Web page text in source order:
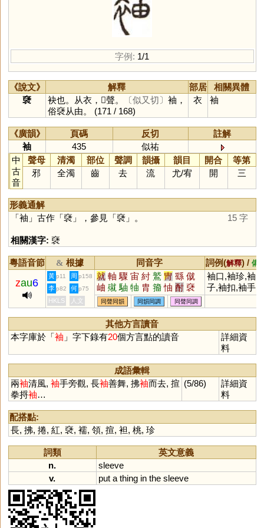
字例: 1/1
《說文》 解釋 部居
相關異體
褎
袂也。从衣，𥝩聲。 〔似又切〕 袖，
俗褎从由。 (171 / 168)
衣 袖
《廣韻》 頁碼 反切
註解
袖
435
似祐
中
古
音
聲母 清濁 部位 聲調 韻攝 韻目 開合
等第
邪
全濁 齒 去 流 尤/宥 開 三
形義通解
「袖 」古作「褎」，參見「褎」。 15 字
相關漢字: 褎
粵語音節 & 根據 同音字 詞例(解釋) / 備
zau6
黃 p11 周 p158 就 軸 驟 宙 紂 鷲 冑 繇 僦
岫 殧 駎 牰 胄 籀 怞 酎 褎
僽 鮦 鯫
袖口,袖珍,袖
子,袖扣,袖手
李 p82 何 p75
HKLS 人文 同聲同韻 同韻同調 同聲同調
其他方言讀音
本字庫於「袖 」字下錄有20個方言點的讀音
詳細資
料
成語彙輯
兩袖清風, 袖手旁觀, 長袖善舞, 拂袖而去, 揎
拳捋袖…
(5/86)
詳細資
料
配搭點:
長, 拂, 捲, 紅, 褎, 襦, 領, 揎, 袒, 桃, 珍
詞類
英文意義
n.
sleeve
v.
put a thing in the sleeve